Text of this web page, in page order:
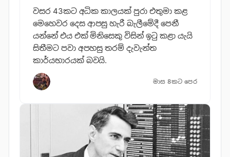
වසර 43කට අධික කාලයක් පුරා එතුමා කළ
මෙහෙවර දෙස ආපසු හැරී බැලීමේදී පෙනී
යන්නේ එය එක් මිනිසෙකු විසින් ඉටු කළා යැයි
සිතීමට පවා අපහසු තරම් දැවැන්ත
කාර්යභාරයක් බවයි.
මාස 8කට පෙර